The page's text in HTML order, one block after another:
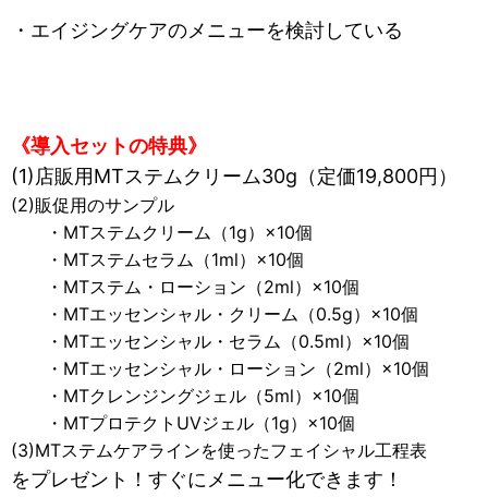
・エイジングケアのメニューを検討している
《導入セットの特典》
(1)店販用MTステムクリーム30g（定価19,800円）
(2)販促用のサンプル
・MTステムクリーム（1g）×10個
・MTステムセラム（1ml）×10個
・MTステム・ローション（2ml）×10個
・MTエッセンシャル・クリーム（0.5g）×10個
・MTエッセンシャル・セラム（0.5ml）×10個
・MTエッセンシャル・ローション（2ml）×10個
・MTクレンジングジェル（5ml）×10個
・MTプロテクトUVジェル（1g）×10個
(3)MTステムケアラインを使ったフェイシャル工程表
をプレゼント！すぐにメニュー化できます！